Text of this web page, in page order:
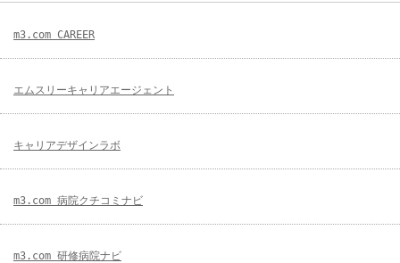
m3.com CAREER
エムスリーキャリアエージェント
キャリアデザインラボ
m3.com 病院クチコミナビ
m3.com 研修病院ナビ